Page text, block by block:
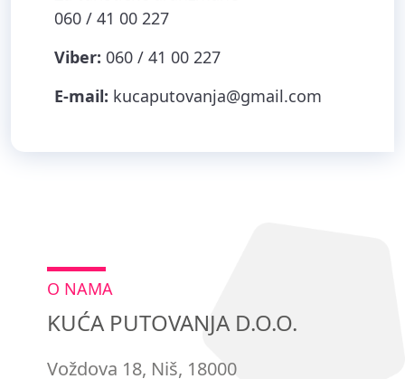
060 / 41 00 227
Viber: 060 / 41 00 227
E-mail: kucaputovanja@gmail.com
O NAMA
KUĆA PUTOVANJA D.O.O.
Voždova 18, Niš, 18000